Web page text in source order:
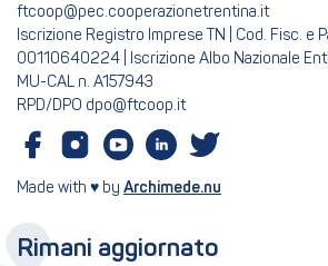
ftcoop@pec.cooperazionetrentina.it
Iscrizione Registro Imprese TN | Cod. Fisc. e
00110640224 | Iscrizione Albo Nazionale
MU-CAL n. A157943
RPD/DPO dpo@ftcoop.it
Made with ♥ by Archimede.nu
Rimani aggiornato